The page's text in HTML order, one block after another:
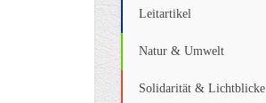
Leitartikel
Natur & Umwelt
Solidarität & Lichtblicke